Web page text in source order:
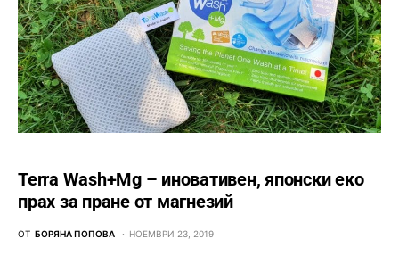
Terra Wash+Mg – иновативен, японски еко
прах за пране от магнезий
ОТ БОРЯНА ПОПОВА НОЕМВРИ 23, 2019